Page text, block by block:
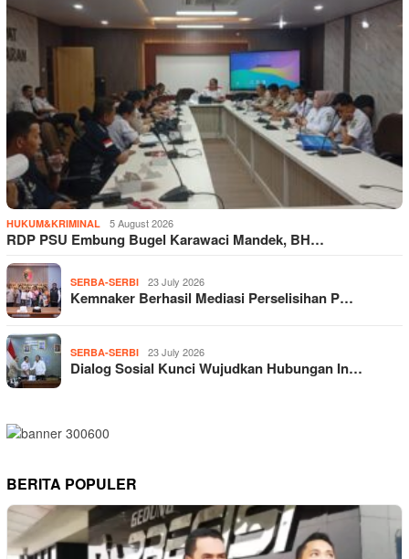
HUKUM&KRIMINAL 5 August 2026
RDP PSU Embung Bugel Karawaci Mandek, BH…
SERBA-SERBI 23 July 2026
Kemnaker Berhasil Mediasi Perselisihan P…
SERBA-SERBI 23 July 2026
Dialog Sosial Kunci Wujudkan Hubungan In…
BERITA POPULER